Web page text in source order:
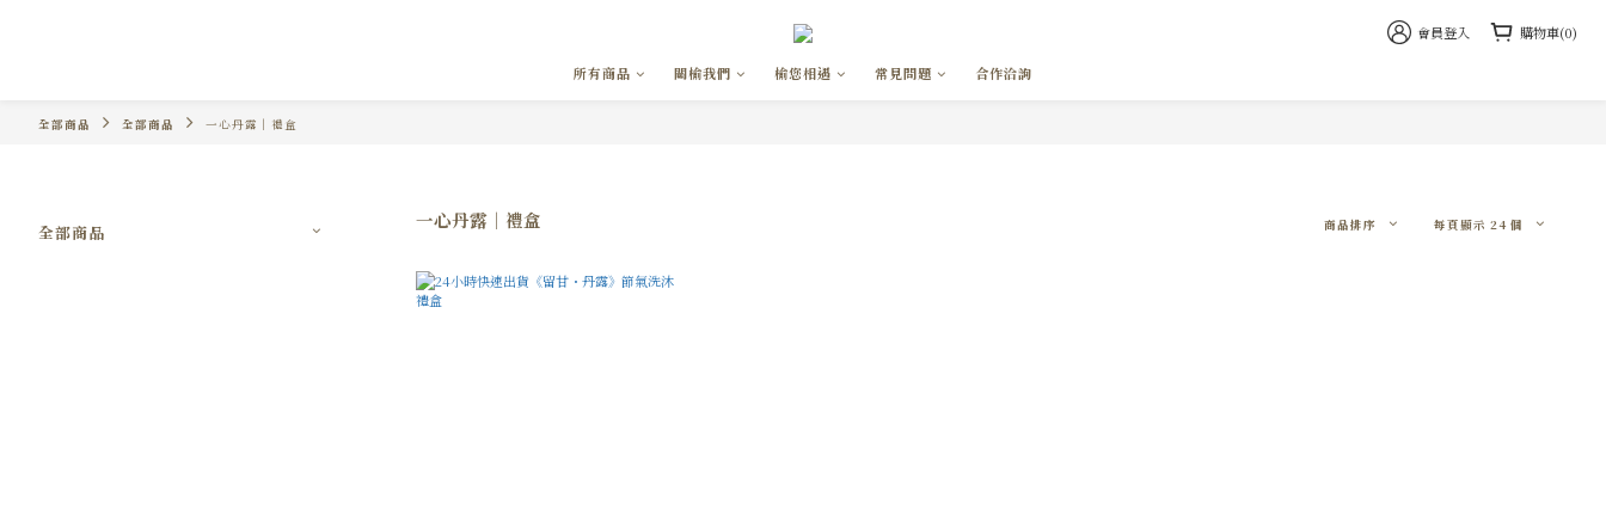
會員登入 購物車(0)
所有商品 關榆我們 榆您相遇 常見問題 合作洽詢
全部商品 全部商品 一心丹露｜禮盒
全部商品
一心丹露｜禮盒 商品排序 每頁顯示 24 個